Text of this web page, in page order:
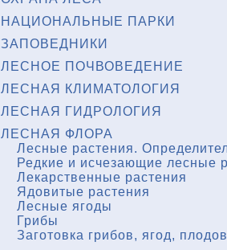
НАЦИОНАЛЬНЫЕ ПАРКИ
ЗАПОВЕДНИКИ
ЛЕСНОЕ ПОЧВОВЕДЕНИЕ
ЛЕСНАЯ КЛИМАТОЛОГИЯ
ЛЕСНАЯ ГИДРОЛОГИЯ
ЛЕСНАЯ ФЛОРА
Лесные растения.
Редкие и исчезающие лесные
Лекарственные растения
Ядовитые растения
Лесные ягоды
Грибы
Заготовка грибов, ягод,